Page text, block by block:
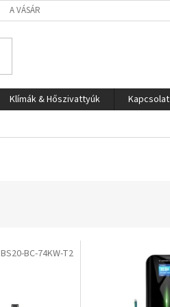
A VÁSÁRLÁS LÉPÉSEI
Klímák & Hőszivattyúk
Kapcsolat
BS20-BC-74KW-T2